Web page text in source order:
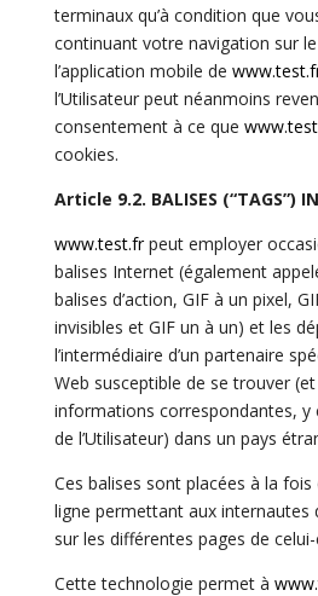
terminaux qu’à condition que
continuant votre navigation sur
l’application mobile de
l’Utilisateur peut néanmoins
consentement à ce que
cookies.
Article 9.2. BALISES (“TAGS”)
www.test.frpeut employer
balises Internet (également
balises d’action, GIF à un pixel,
invisibles et GIF un à un) et les
l’intermédiaire d’un partenaire
Web susceptible de se trouver
informations correspondantes, y
de l’Utilisateur) dans un pays
Ces balises sont placées à la
ligne permettant aux internautes
sur les différentes pages de celui-
Cette technologie permet à